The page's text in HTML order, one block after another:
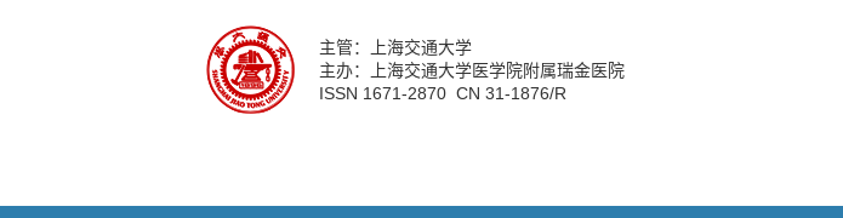
主管：上海交通大学
主办：上海交通大学医学院附属瑞金医院
ISSN 1671-2870 CN 31-1876/R